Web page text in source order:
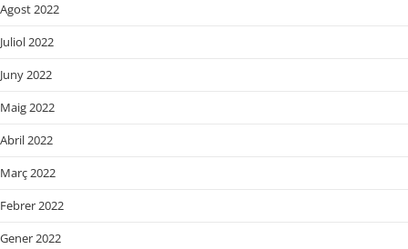
Agost 2022
Juliol 2022
Juny 2022
Maig 2022
Abril 2022
Març 2022
Febrer 2022
Gener 2022